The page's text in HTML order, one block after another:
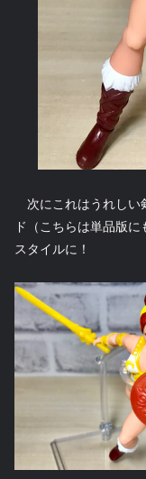
次にこれはうれしい
ド（こちらは単品版
スタイルに！